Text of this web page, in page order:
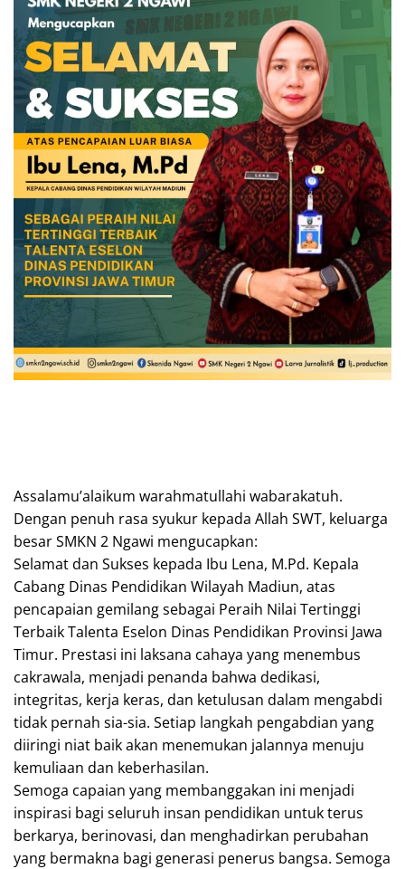
Assalamu’alaikum warahmatullahi wabarakatuh.
Dengan penuh rasa syukur kepada Allah SWT, keluarga
besar SMKN 2 Ngawi mengucapkan:
Selamat dan Sukses kepada Ibu Lena, M.Pd. Kepala
Cabang Dinas Pendidikan Wilayah Madiun, atas
pencapaian gemilang sebagai Peraih Nilai Tertinggi
Terbaik Talenta Eselon Dinas Pendidikan Provinsi Jawa
Timur. Prestasi ini laksana cahaya yang menembus
cakrawala, menjadi penanda bahwa dedikasi,
integritas, kerja keras, dan ketulusan dalam mengabdi
tidak pernah sia-sia. Setiap langkah pengabdian yang
diiringi niat baik akan menemukan jalannya menuju
kemuliaan dan keberhasilan.
Semoga capaian yang membanggakan ini menjadi
inspirasi bagi seluruh insan pendidikan untuk terus
berkarya, berinovasi, dan menghadirkan perubahan
yang bermakna bagi generasi penerus bangsa. Semoga